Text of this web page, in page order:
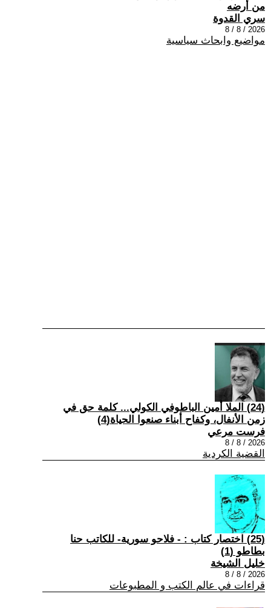
من أرضه
سري القدوة
2026 / 8 / 8
مواضيع وابحاث سياسية
(24) الملا أمين الباطوفي الكولي... كلمة حق في
زمن الأنفال، وكفاح أبناء صنعوا الحياة(4)
فرست مرعي
2026 / 8 / 8
القضية الكردية
(25) اختصار كتاب : - فلاحو سورية- للكاتب حنا
بطاطو (1)
خليل الشيخة
2026 / 8 / 8
قراءات في عالم الكتب و المطبوعات